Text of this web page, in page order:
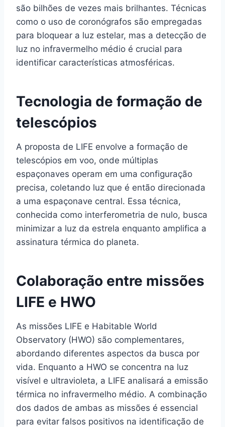
são bilhões de vezes mais brilhantes. Técnicas
como o uso de coronógrafos são empregadas
para bloquear a luz estelar, mas a detecção de
luz no infravermelho médio é crucial para
identificar características atmosféricas.
Tecnologia de formação de
telescópios
A proposta de LIFE envolve a formação de
telescópios em voo, onde múltiplas
espaçonaves operam em uma configuração
precisa, coletando luz que é então direcionada
a uma espaçonave central. Essa técnica,
conhecida como interferometria de nulo, busca
minimizar a luz da estrela enquanto amplifica a
assinatura térmica do planeta.
Colaboração entre missões
LIFE e HWO
As missões LIFE e Habitable World
Observatory (HWO) são complementares,
abordando diferentes aspectos da busca por
vida. Enquanto a HWO se concentra na luz
visível e ultravioleta, a LIFE analisará a emissão
térmica no infravermelho médio. A combinação
dos dados de ambas as missões é essencial
para evitar falsos positivos na identificação de